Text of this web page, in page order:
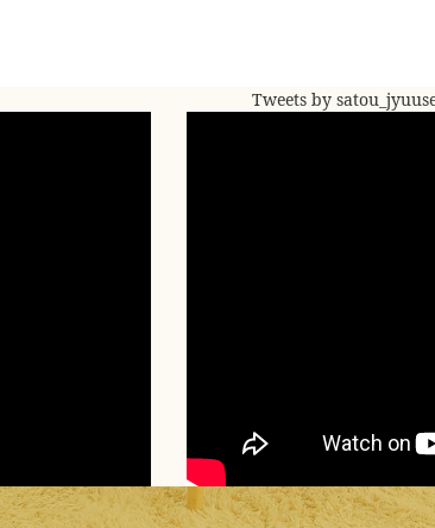
Tweets by